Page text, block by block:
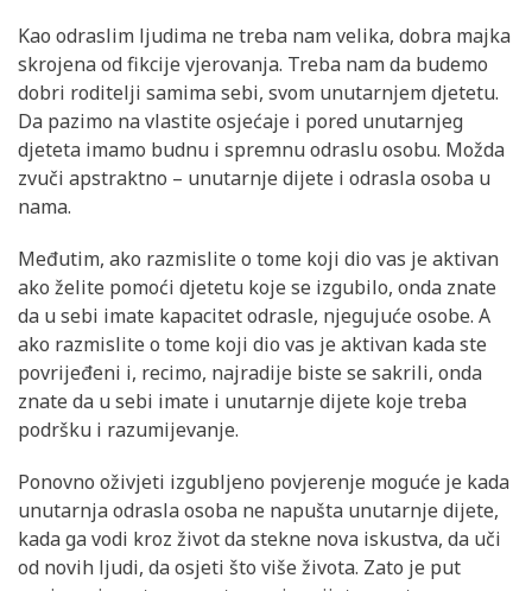
Kao odraslim ljudima ne treba nam velika, dobra majka
skrojena od fikcije vjerovanja. Treba nam da budemo
dobri roditelji samima sebi, svom unutarnjem djetetu.
Da pazimo na vlastite osjećaje i pored unutarnjeg
djeteta imamo budnu i spremnu odraslu osobu. Možda
zvuči apstraktno – unutarnje dijete i odrasla osoba u
nama.
Međutim, ako razmislite o tome koji dio vas je aktivan
ako želite pomoći djetetu koje se izgubilo, onda znate
da u sebi imate kapacitet odrasle, njegujuće osobe. A
ako razmislite o tome koji dio vas je aktivan kada ste
povrijeđeni i, recimo, najradije biste se sakrili, onda
znate da u sebi imate i unutarnje dijete koje treba
podršku i razumijevanje.
Ponovno oživjeti izgubljeno povjerenje moguće je kada
unutarnja odrasla osoba ne napušta unutarnje dijete,
kada ga vodi kroz život da stekne nova iskustva, da uči
od novih ljudi, da osjeti što više života. Zato je put